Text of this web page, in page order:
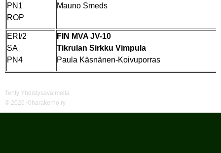
PN1
ROP
Mauno Smeds
ERI/2
SA
PN4
FIN MVA JV-10
Tikrulan Sirkku Vimpula
Paula Käsnänen-Koivuporras
Tehty Yhdistysavaimella
© 2026 Kiharakerho ry